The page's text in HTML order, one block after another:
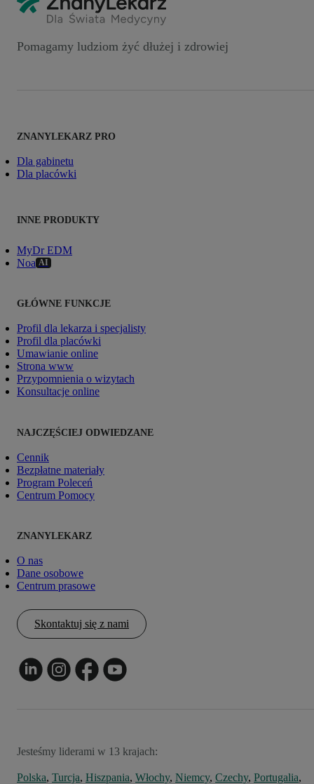
Pomagamy ludziom żyć dłużej i zdrowiej
ZNANYLEKARZ PRO
Dla gabinetu
Dla placówki
INNE PRODUKTY
MyDr EDM
Noa AI
GŁÓWNE FUNKCJE
Profil dla lekarza i specjalisty
Profil dla placówki
Umawianie online
Strona www
Przypomnienia o wizytach
Konsultacje online
NAJCZĘŚCIEJ ODWIEDZANE
Cennik
Bezpłatne materiały
Program Poleceń
Centrum Pomocy
ZNANYLEKARZ
O nas
Dane osobowe
Centrum prasowe
Skontaktuj się z nami
Jesteśmy liderami w 13 krajach:
Polska, Turcja, Hiszpania, Włochy, Niemcy, Czechy, Portugalia,